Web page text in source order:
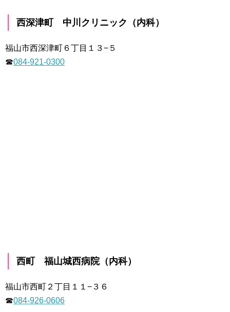
西深津町 中川クリニック（内科）
福山市西深津町６丁目１３−５
☎084-921-0300
西町 福山城西病院（内科）
福山市西町２丁目１１−３６
☎084-926-0606